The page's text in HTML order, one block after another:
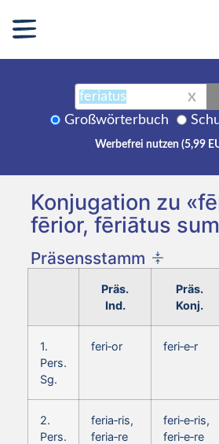
X
Großwörterbuch
Werbefrei nutzen (5,99
Konjugation zu
fērior, fēriātus
Präsensstamm
Präs.
Ind.
Präs.
Konj.
1.
Pers.
Sg.
feri‑or feri‑e‑r
2.
Pers.
feria‑ris,
feria‑re
feri‑e‑ris,
feri‑e‑re